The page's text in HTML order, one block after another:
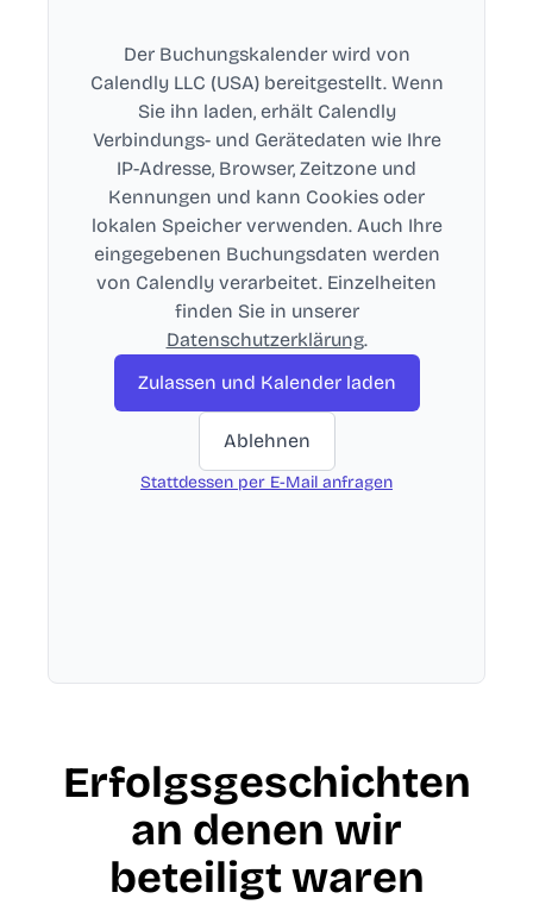
Der Buchungskalender wird von
Calendly LLC (USA) bereitgestellt. Wenn
Sie ihn laden, erhält Calendly
Verbindungs- und Gerätedaten wie Ihre
IP-Adresse, Browser, Zeitzone und
Kennungen und kann Cookies oder
lokalen Speicher verwenden. Auch Ihre
eingegebenen Buchungsdaten werden
von Calendly verarbeitet. Einzelheiten
finden Sie in unserer
Datenschutzerklärung.
Zulassen und Kalender laden
Ablehnen
Stattdessen per E-Mail anfragen
Erfolgsgeschichten
an denen wir
beteiligt waren